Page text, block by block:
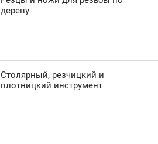
дереву
Столярный, резчицкий и
плотницкий инструмент